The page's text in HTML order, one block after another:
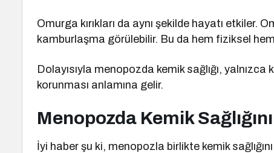
Omurga kırıkları da aynı şekilde hayatı etkiler.
kamburlaşma görülebilir. Bu da hem fiziksel hem
Dolayısıyla menopozda kemik sağlığı,
korunması anlamına gelir.
Menopozda Kemik
İyi haber şu ki, menopozla birlikte kemik